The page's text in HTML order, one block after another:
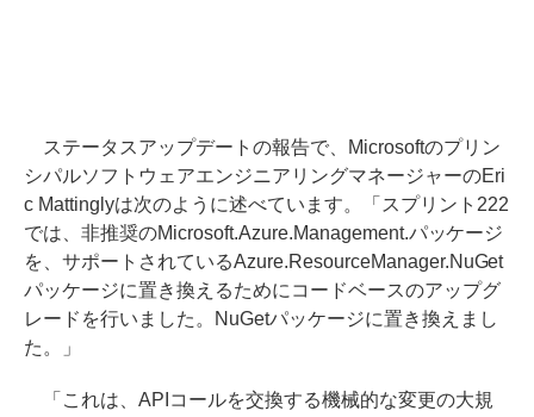
ステータスアップデートの報告で、Microsoftのプリン
シパルソフトウェアエンジニアリングマネージャーのEri
c Mattinglyは次のように述べています。「スプリント222
では、非推奨のMicrosoft.Azure.Management.パッケージ
を、サポートされているAzure.ResourceManager.NuGet
パッケージに置き換えるためにコードベースのアップグ
レードを行いました。NuGetパッケージに置き換えまし
た。」
「これは、APIコールを交換する機械的な変更の大規